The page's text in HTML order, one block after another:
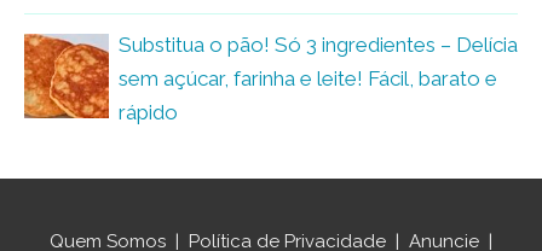
Substitua o pão! Só 3 ingredientes – Delícia
sem açúcar, farinha e leite! Fácil, barato e
rápido
Quem Somos Política de Privacidade Anuncie